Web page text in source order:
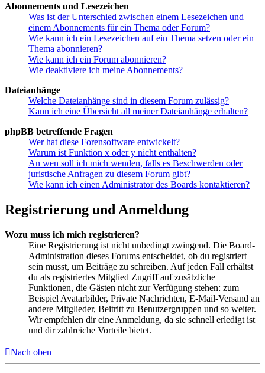
Abonnements und Lesezeichen
Was ist der Unterschied zwischen einem Lesezeichen und
einem Abonnements für ein Thema oder Forum?
Wie kann ich ein Lesezeichen auf ein Thema setzen oder ein
Thema abonnieren?
Wie kann ich ein Forum abonnieren?
Wie deaktiviere ich meine Abonnements?
Dateianhänge
Welche Dateianhänge sind in diesem Forum zulässig?
Kann ich eine Übersicht all meiner Dateianhänge erhalten?
phpBB betreffende Fragen
Wer hat diese Forensoftware entwickelt?
Warum ist Funktion x oder y nicht enthalten?
An wen soll ich mich wenden, falls es Beschwerden oder
juristische Anfragen zu diesem Forum gibt?
Wie kann ich einen Administrator des Boards kontaktieren?
Registrierung und Anmeldung
Wozu muss ich mich registrieren?
Eine Registrierung ist nicht unbedingt zwingend. Die Board-
Administration dieses Forums entscheidet, ob du registriert
sein musst, um Beiträge zu schreiben. Auf jeden Fall erhältst
du als registriertes Mitglied Zugriff auf zusätzliche
Funktionen, die Gästen nicht zur Verfügung stehen: zum
Beispiel Avatarbilder, Private Nachrichten, E-Mail-Versand an
andere Mitglieder, Beitritt zu Benutzergruppen und so weiter.
Wir empfehlen dir eine Anmeldung, da sie schnell erledigt ist
und dir zahlreiche Vorteile bietet.
Nach oben